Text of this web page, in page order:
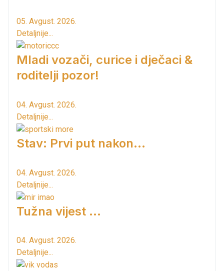
05. Avgust. 2026.
Detaljnije...
Mladi vozači, curice i dječaci &
roditelji pozor!
04. Avgust. 2026.
Detaljnije...
Stav: Prvi put nakon…
04. Avgust. 2026.
Detaljnije...
Tužna vijest ...
04. Avgust. 2026.
Detaljnije...